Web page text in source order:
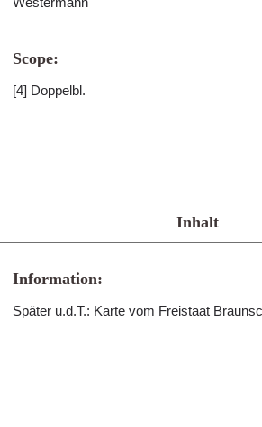
Scope:
[4] Doppelbl.
Inhalt
Information:
Später u.d.T.: Karte vom Freistaat